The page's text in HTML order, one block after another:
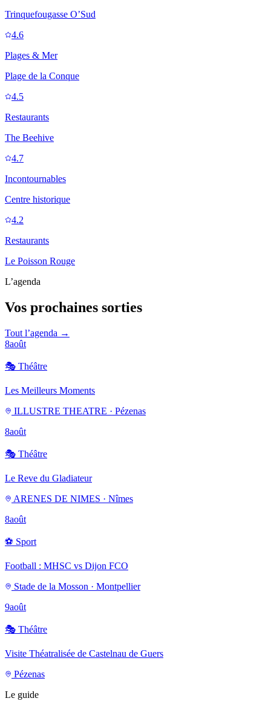
Trinquefougasse O’Sud
4.6
Plages & Mer
Plage de la Conque
4.5
Restaurants
The Beehive
4.7
Incontournables
Centre historique
4.2
Restaurants
Le Poisson Rouge
L’agenda
Vos prochaines sorties
Tout l’agenda →
8août
🎭 Théâtre
Les Meilleurs Moments
ILLUSTRE THEATRE · Pézenas
8août
🎭 Théâtre
Le Reve du Gladiateur
ARENES DE NIMES · Nîmes
8août
⚽ Sport
Football : MHSC vs Dijon FCO
Stade de la Mosson · Montpellier
9août
🎭 Théâtre
Visite Théatralisée de Castelnau de Guers
Pézenas
Le guide